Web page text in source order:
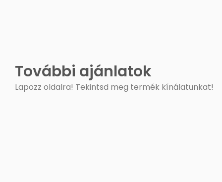
További ajánlatok
Lapozz oldalra! Tekintsd meg termék kínálatunkat!